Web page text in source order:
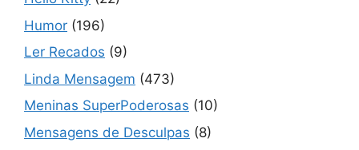
Humor (196)
Ler Recados (9)
Linda Mensagem (473)
Meninas SuperPoderosas (10)
Mensagens de Desculpas (8)